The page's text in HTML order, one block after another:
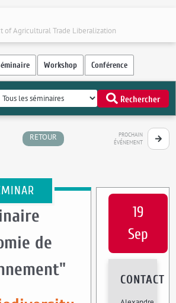
of Agricultural Trade Liberalization
Workshop Conférence
Rechercher
RETOUR
PROCHAIN
ÉVÉNEMENT
de
19
Sep
CONTACT